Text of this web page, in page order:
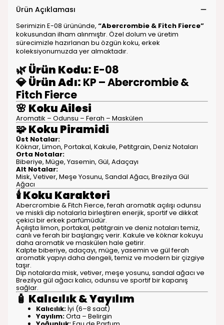
Ürün Açıklaması
Serimizin E-08 ürününde, “Abercrombie & Fitch Fierce”
kokusundan ilham alınmıştır. Özel dolum ve üretim
sürecimizle hazırlanan bu özgün koku, erkek
koleksiyonumuzda yer almaktadır.
🌿Ürün Kodu: E-08
💎Ürün Adı: KP – Abercrombie &
Fitch Fierce
🌸 Koku Ailesi
Aromatik – Odunsu – Ferah – Maskülen
🧩Koku Piramidi
Üst Notalar:
Köknar, Limon, Portakal, Kakule, Petitgrain, Deniz Notaları
Orta Notalar:
Biberiye, Müge, Yasemin, Gül, Adaçayı
Alt Notalar:
Misk, Vetiver, Meşe Yosunu, Sandal Ağacı, Brezilya Gül
Ağacı
🕯️Koku Karakteri
Abercrombie & Fitch Fierce, ferah aromatik açılışı odunsu
ve miskli dip notalarla birleştiren enerjik, sportif ve dikkat
çekici bir erkek parfümüdür.
Açılışta limon, portakal, petitgrain ve deniz notaları temiz,
canlı ve ferah bir başlangıç verir. Kakule ve köknar kokuyu
daha aromatik ve maskülen hale getirir.
Kalpte biberiye, adaçayı, müge, yasemin ve gül ferah
aromatik yapıyı daha dengeli, temiz ve modern bir çizgiye
taşır.
Dip notalarda misk, vetiver, meşe yosunu, sandal ağacı ve
Brezilya gül ağacı kalıcı, odunsu ve sportif bir kapanış
sağlar.
🧴 Kalıcılık & Yayılım
Kalıcılık: İyi (6–8 saat)
Yayılım:Orta – Belirgin